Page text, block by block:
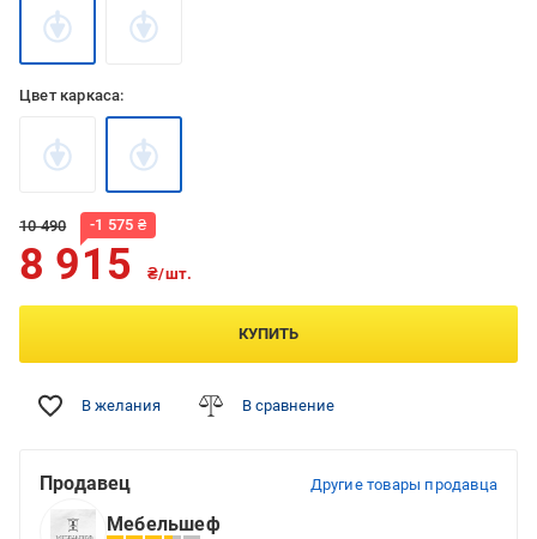
Цвет каркаса:
10 490 -1 575 ₴
8 915 ₴/шт.
КУПИТЬ
В желания В сравнение
Продавец Другие товары продавца
Мебельшеф